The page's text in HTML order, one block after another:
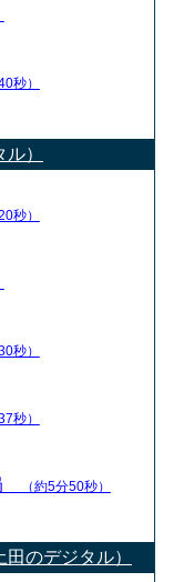
秒）
）
秒）
秒）
秒）
（約5分50秒）
のデジタル）